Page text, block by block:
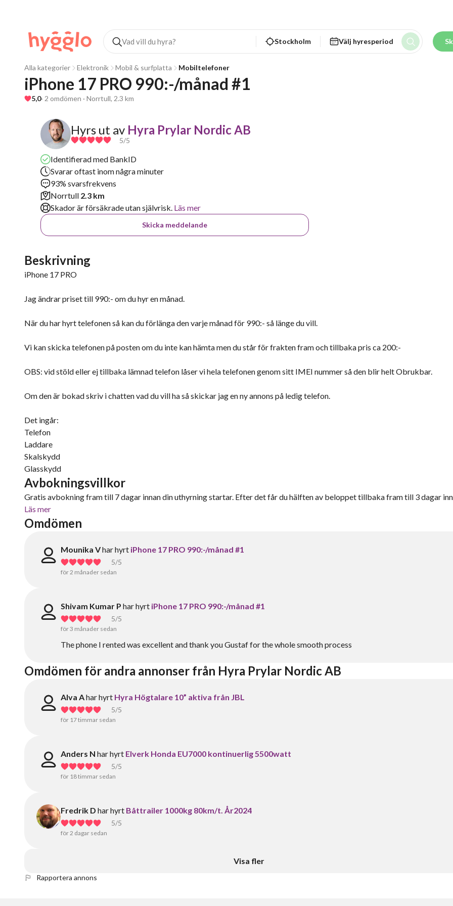
Stockholm Välj hyresperiod
Alla kategorier Elektronik Mobil & surfplatta Mobiltelefoner
iPhone 17 PRO 990:-/månad #1
5,0· 2 omdömen · Norrtull, 2.3 km
Hyrs ut av Hyra Prylar Nordic AB
5/5
Identifierad med BankID
Svarar oftast inom några minuter
93% svarsfrekvens
Norrtull 2.3 km
Skador är försäkrade utan självrisk. Läs mer
Skicka meddelande
Beskrivning
iPhone 17 PRO
Jag ändrar priset till 990:- om du hyr en månad.
När du har hyrt telefonen så kan du förlänga den varje månad för 990:- så länge du vill.
Vi kan skicka telefonen på posten om du inte kan hämta men du står för frakten fram och tillbaka pris ca 200:-
OBS: vid stöld eller ej tillbaka lämnad telefon låser vi hela telefonen genom sitt IMEI nummer så den blir helt Obrukbar.
Om den är bokad skriv i chatten vad du vill ha så skickar jag en ny annons på ledig telefon.
Det ingår:
Telefon
Laddare
Skalskydd
Glasskydd
Avbokningsvillkor
Gratis avbokning fram till 7 dagar innan din uthyrning startar. Efter det får du hälften av beloppet tillbaka fram till 3 dagar
Läs mer
Omdömen
Mounika Vhar hyrt iPhone 17 PRO 990:-/månad #1
5/5
för 2 månader sedan
Shivam Kumar P har hyrt iPhone 17 PRO 990:-/månad #1
5/5
för 3 månader sedan
The phone I rented was excellent and thank you Gustaf for the whole smooth process
Omdömen för andra annonser från Hyra Prylar Nordic AB
Alva Ahar hyrt Hyra Högtalare 10” aktiva från JBL
5/5
för 17 timmar sedan
Anders N har hyrt Elverk Honda EU7000 kontinuerlig 5500watt
5/5
för 18 timmar sedan
Fredrik D har hyrt Båttrailer 1000kg 80km/t. År2024
5/5
för 2 dagar sedan
Visa fler
Rapportera annons